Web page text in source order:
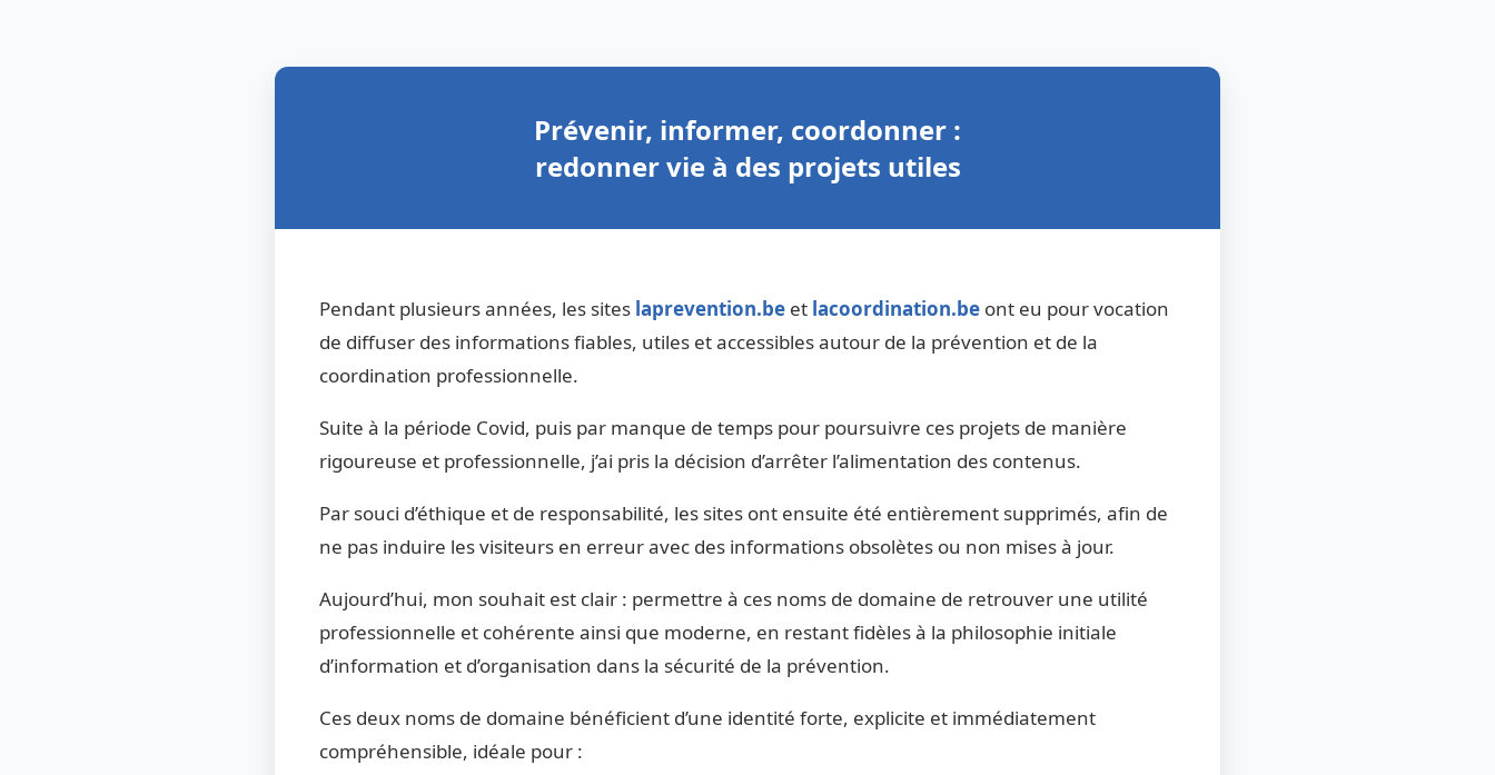
Prévenir, informer, coordonner :
redonner vie à des projets utiles
Pendant plusieurs années, les sites laprevention.be et lacoordination.be ont eu pour vocation
de diffuser des informations fiables, utiles et accessibles autour de la prévention et de la
coordination professionnelle.
Suite à la période Covid, puis par manque de temps pour poursuivre ces projets de manière
rigoureuse et professionnelle, j’ai pris la décision d’arrêter l’alimentation des contenus.
Par souci d’éthique et de responsabilité, les sites ont ensuite été entièrement supprimés, afin de
ne pas induire les visiteurs en erreur avec des informations obsolètes ou non mises à jour.
Aujourd’hui, mon souhait est clair : permettre à ces noms de domaine de retrouver une utilité
professionnelle et cohérente ainsi que moderne, en restant fidèles à la philosophie initiale
d’information et d’organisation dans la sécurité de la prévention.
Ces deux noms de domaine bénéficient d’une identité forte, explicite et immédiatement
compréhensible, idéale pour :